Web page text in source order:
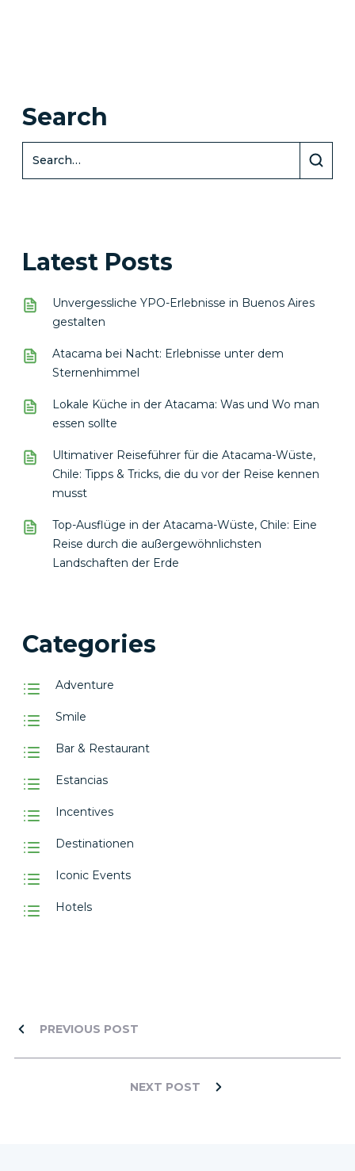
Search
Latest Posts
Unvergessliche YPO-Erlebnisse in Buenos Aires
gestalten
Atacama bei Nacht: Erlebnisse unter dem
Sternenhimmel
Lokale Küche in der Atacama: Was und Wo man
essen sollte
Ultimativer Reiseführer für die Atacama-Wüste,
Chile: Tipps & Tricks, die du vor der Reise kennen
musst
Top-Ausflüge in der Atacama-Wüste, Chile: Eine
Reise durch die außergewöhnlichsten
Landschaften der Erde
Categories
Adventure
Smile
Bar & Restaurant
Estancias
Incentives
Destinationen
Iconic Events
Hotels
PREVIOUS POST
NEXT POST